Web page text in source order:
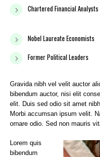
Chartered Financial Analysts
Nobel Laureate Economists
Former Political Leaders
Gravida nibh vel velit auctor
bibendum auctor, nisi elit
elit. Duis sed odio sit amet
Morbi accumsan ipsum velit.
ornare odio. Sed non mauris
Lorem quis
bibendum